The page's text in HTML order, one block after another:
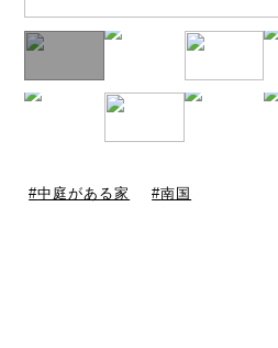
中庭がある家 南国